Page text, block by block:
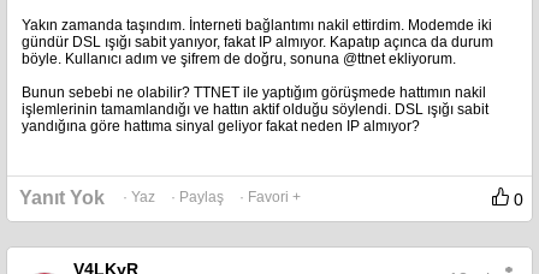
Yakın zamanda taşındım. İnterneti bağlantımı nakil ettirdim. Modemde iki
gündür DSL ışığı sabit yanıyor, fakat IP almıyor. Kapatıp açınca da durum
böyle. Kullanıcı adım ve şifrem de doğru, sonuna @ttnet ekliyorum.
Bunun sebebi ne olabilir? TTNET ile yaptığım görüşmede hattımın nakil
işlemlerinin tamamlandığı ve hattın aktif olduğu söylendi. DSL ışığı sabit
yandığına göre hattıma sinyal geliyor fakat neden IP almıyor?
Yanıt Yok · Yaz · Paylaş · Favori + 0
V4LKyR